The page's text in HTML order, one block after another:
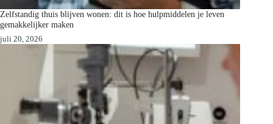
Zelfstandig thuis blijven wonen: dit is hoe hulpmiddelen je leven
gemakkelijker maken
juli 20, 2026